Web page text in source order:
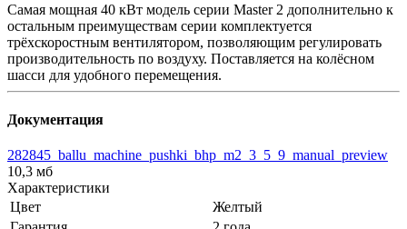
Самая мощная 40 кВт модель серии Master 2 дополнительно к
остальным преимуществам серии комплектуется
трёхскоростным вентилятором, позволяющим регулировать
производительность по воздуху. Поставляется на колёсном
шасси для удобного перемещения.
Документация
282845_ballu_machine_pushki_bhp_m2_3_5_9_manual_preview
10,3 мб
Характеристики
Цвет
Желтый